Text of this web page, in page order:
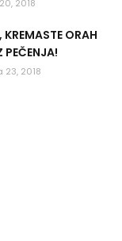
2018
KREMASTE ORAH
PEČENJA!
2018